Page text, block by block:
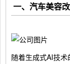
一、汽车美容
随着生成式AI技